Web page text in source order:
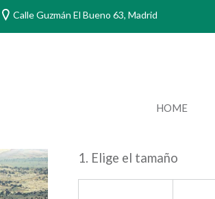
Calle Guzmán El Bueno 63, Madrid
HOME
1. Elige el tamaño